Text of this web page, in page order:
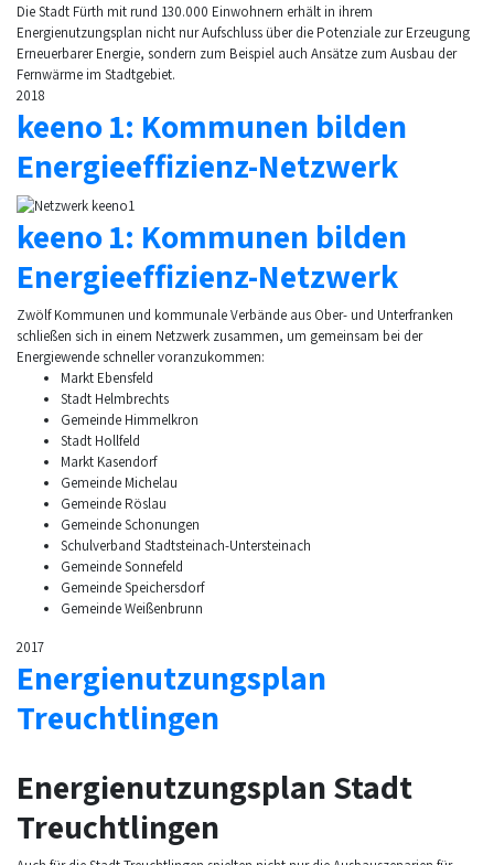
Die Stadt Fürth mit rund 130.000 Einwohnern erhält in ihrem
Energienutzungsplan nicht nur Aufschluss über die Potenziale zur Erzeugung
Erneuerbarer Energie, sondern zum Beispiel auch Ansätze zum Ausbau der
Fernwärme im Stadtgebiet.
2018
keeno 1: Kommunen bilden
Energieeffizienz-Netzwerk
keeno 1: Kommunen bilden
Energieeffizienz-Netzwerk
Zwölf Kommunen und kommunale Verbände aus Ober- und Unterfranken
schließen sich in einem Netzwerk zusammen, um gemeinsam bei der
Energiewende schneller voranzukommen:
Markt Ebensfeld
Stadt Helmbrechts
Gemeinde Himmelkron
Stadt Hollfeld
Markt Kasendorf
Gemeinde Michelau
Gemeinde Röslau
Gemeinde Schonungen
Schulverband Stadtsteinach-Untersteinach
Gemeinde Sonnefeld
Gemeinde Speichersdorf
Gemeinde Weißenbrunn
2017
Energienutzungsplan
Treuchtlingen
Energienutzungsplan Stadt
Treuchtlingen